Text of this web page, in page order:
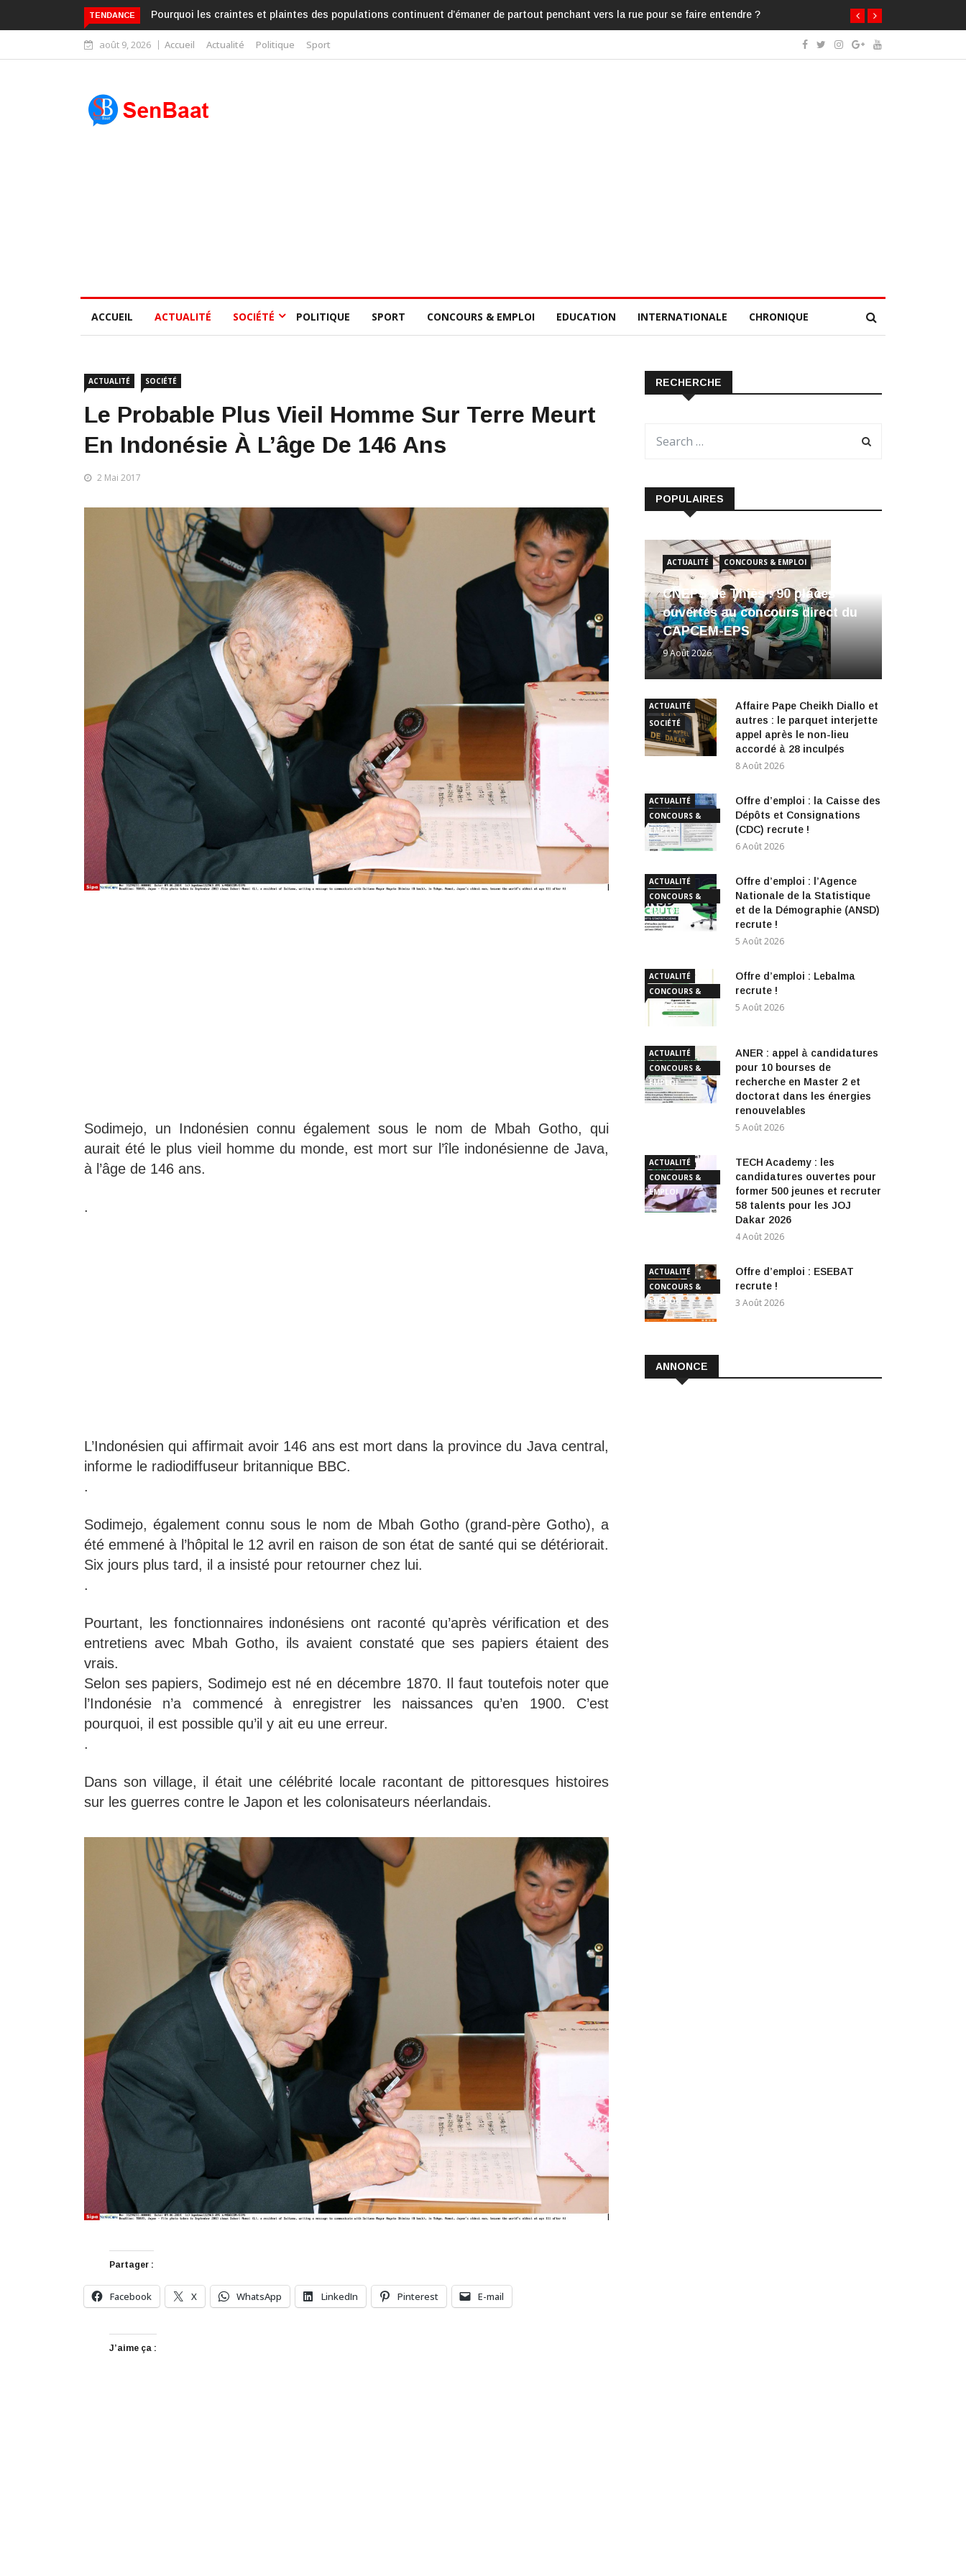
TENDANCE Pourquoi les craintes et plaintes des populations continuent d’émaner de partout penchant vers la rue pour se faire entendre ?
août 9, 2026 Accueil Actualité Politique Sport
ACCUEIL ACTUALITÉ SOCIÉTÉ POLITIQUE SPORT CONCOURS & EMPLOI EDUCATION INTERNATIONALE CHRONIQUE
ACTUALITÉ SOCIÉTÉ
Le Probable Plus Vieil Homme Sur Terre Meurt
En Indonésie À L’âge De 146 Ans
2 Mai 2017
Sodimejo, un Indonésien connu également sous le nom de Mbah Gotho, qui
aurait été le plus vieil homme du monde, est mort sur l’île indonésienne de Java,
à l’âge de 146 ans.
.
L’Indonésien qui affirmait avoir 146 ans est mort dans la province du Java central,
informe le radiodiffuseur britannique BBC.
.
Sodimejo, également connu sous le nom de Mbah Gotho (grand-père Gotho), a
été emmené à l’hôpital le 12 avril en raison de son état de santé qui se détériorait.
Six jours plus tard, il a insisté pour retourner chez lui.
.
Pourtant, les fonctionnaires indonésiens ont raconté qu’après vérification et des
entretiens avec Mbah Gotho, ils avaient constaté que ses papiers étaient des
vrais.
Selon ses papiers, Sodimejo est né en décembre 1870. Il faut toutefois noter que
l’Indonésie n’a commencé à enregistrer les naissances qu’en 1900. C’est
pourquoi, il est possible qu’il y ait eu une erreur.
.
Dans son village, il était une célébrité locale racontant de pittoresques histoires
sur les guerres contre le Japon et les colonisateurs néerlandais.
Partager :
Facebook X WhatsApp LinkedIn Pinterest E-mail
J’aime ça :
RECHERCHE
POPULAIRES
ACTUALITÉ CONCOURS & EMPLOI
CNEPS de Thiès : 90 places
ouvertes au concours direct du
CAPCEM-EPS
9 Août 2026
ACTUALITÉ
SOCIÉTÉ
Affaire Pape Cheikh Diallo et
autres : le parquet interjette
appel après le non-lieu
accordé à 28 inculpés
8 Août 2026
ACTUALITÉ
CONCOURS &
EMPLOI
Offre d’emploi : la Caisse des
Dépôts et Consignations
(CDC) recrute !
6 Août 2026
ACTUALITÉ
CONCOURS &
EMPLOI
Offre d’emploi : l’Agence
Nationale de la Statistique
et de la Démographie (ANSD)
recrute !
5 Août 2026
ACTUALITÉ
CONCOURS &
EMPLOI
Offre d’emploi : Lebalma
recrute !
5 Août 2026
ACTUALITÉ
CONCOURS &
EMPLOI
ANER : appel à candidatures
pour 10 bourses de
recherche en Master 2 et
doctorat dans les énergies
renouvelables
5 Août 2026
ACTUALITÉ
CONCOURS &
EMPLOI
TECH Academy : les
candidatures ouvertes pour
former 500 jeunes et recruter
58 talents pour les JOJ
Dakar 2026
4 Août 2026
ACTUALITÉ
CONCOURS &
EMPLOI
Offre d’emploi : ESEBAT
recrute !
3 Août 2026
ANNONCE